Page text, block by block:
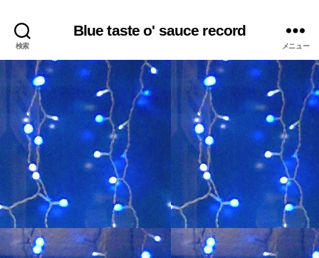
検索
Blue taste o' sauce record
メニュー